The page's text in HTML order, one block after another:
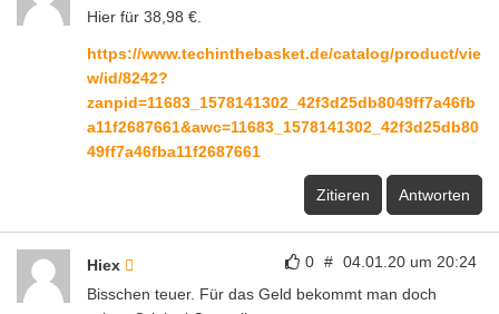
Hier für 38,98 €.
https://www.techinthebasket.de/catalog/product/vie
w/id/8242?
zanpid=11683_1578141302_42f3d25db8049ff7a46fb
a11f2687661&awc=11683_1578141302_42f3d25db80
49ff7a46fba11f2687661
Zitieren Antworten
0 # 04.01.20 um 20:24
Hiex
Bisschen teuer. Für das Geld bekommt man doch